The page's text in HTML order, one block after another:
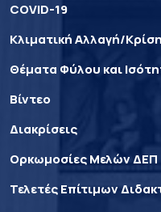
COVID-19
Κλιματική Αλλαγή/Κρίση
Θέματα Φύλου και
Βίντεο
Διακρίσεις
Ορκωμοσίες Μελών ΔΕΠ
Τελετές Επίτιμων